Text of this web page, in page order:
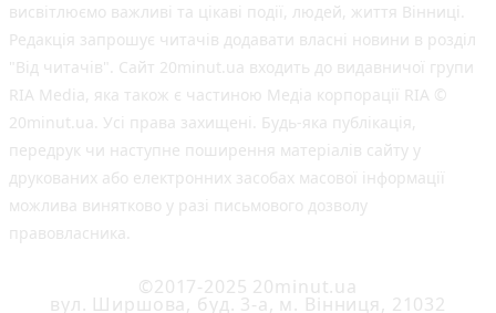
висвітлюємо важливі та цікаві події, людей, життя Вінниці.
Редакція запрошує читачів додавати власні новини в розділ
"Від читачів". Сайт 20minut.ua входить до видавничої групи
RIA Media, яка також є частиною Медіа корпорації RIA ©
20minut.ua. Усі права захищені. Будь-яка публiкацiя,
передрук чи наступне поширення матеріалів сайту у
друкованих або електронних засобах масової інформації
можлива винятково у разі письмового дозволу
правовласника.
©2017-2025 20minut.ua
вул. Ширшова, буд. 3-а, м. Вінниця, 21032